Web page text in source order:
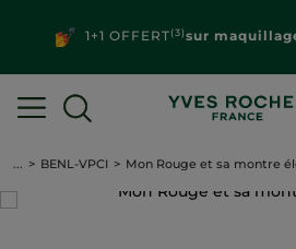
1+1 OFFERT(3)sur
... BENL-VPCI Mon Rouge et sa montre